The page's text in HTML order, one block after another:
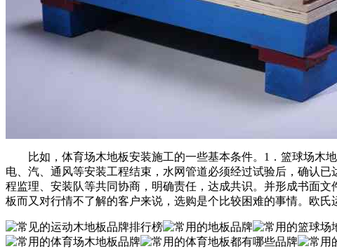
比如，体育场木地板安装施工的一些基本条件。1．篮球场木地
电、汽、通风等安装工程结束，水网管道必须经过试验后，确认
程监理、安装队等共同协商，明确责任，达成共识。并形成书面
板而又对行情不了解的客户来说，选购是个比较困难的事情。欧